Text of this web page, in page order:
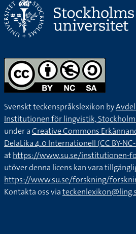
Svenskt teckenspråkslexikon by
Institutionen för lingvistik,
under aCreative Commons
DelaLika 4.0 Internationell (CC BY-
athttps://www.su.se/institutionen-
utöver denna licens kan vara
https://www.su.se/forskning/
Kontakta oss via